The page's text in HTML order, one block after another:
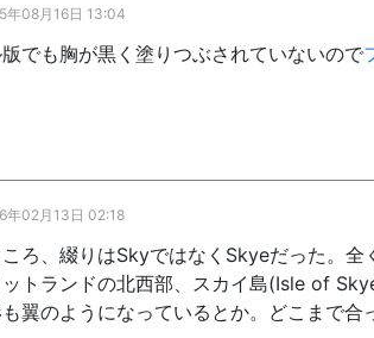
年08月16日 13:04
でも胸が黒く塗りつぶされていないので
年02月13日 02:18
ろ、綴りはSkyではなくSkyeだった。全
トランドの北西部、スカイ島(Isle of
翼のようになっているとか。どこまで